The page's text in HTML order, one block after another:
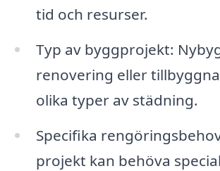
tid och resurser.
Typ av byggprojekt:
renovering eller
olika typer av städning.
Specifika
projekt kan behöva